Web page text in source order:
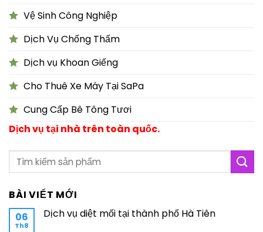
Vệ Sinh Công Nghiệp
Dịch Vụ Chống Thấm
Dịch vụ Khoan Giếng
Cho Thuê Xe Máy Tại SaPa
Cung Cấp Bê Tông Tươi
Dịch vụ tại nhà trên toàn quốc.
BÀI VIẾT MỚI
06
Th8
Dịch vụ diệt mối tại thành phố Hà Tiên